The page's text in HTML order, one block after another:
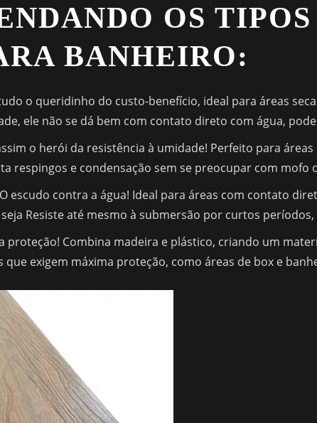
OS
BANHEIRO:
o queridinho do custo-benefício, ideal para áreas
ele não se dá bem com contato direto com água,
o herói da resistência à umidade! Perfeito para
respingos e condensação sem se preocupar com mofo
O escudo contra a água! Ideal para áreas com contato
Resiste até mesmo à submersão por curtos
proteção! Combina madeira e plástico, criando um
que exigem máxima proteção, como áreas de box e